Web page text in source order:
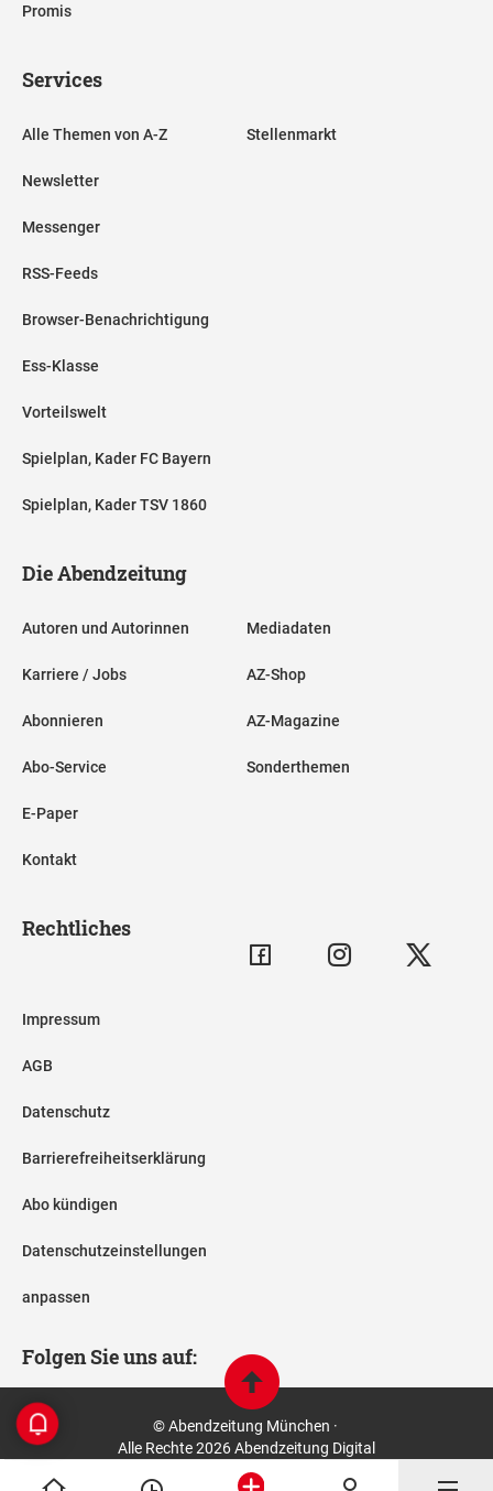
Promis
Services
Alle Themen von A-Z
Newsletter
Messenger
RSS-Feeds
Browser-Benachrichtigung
Ess-Klasse
Vorteilswelt
Spielplan, Kader FC Bayern
Spielplan, Kader TSV 1860
Stellenmarkt
Die Abendzeitung
Autoren und Autorinnen
Karriere / Jobs
Abonnieren
Abo-Service
E-Paper
Kontakt
Mediadaten
AZ-Shop
AZ-Magazine
Sonderthemen
Rechtliches
Impressum
AGB
Datenschutz
Barrierefreiheitserklärung
Abo kündigen
Datenschutzeinstellungen
anpassen
Folgen Sie uns auf:
© Abendzeitung München ·
Alle Rechte 2026 Abendzeitung Digital